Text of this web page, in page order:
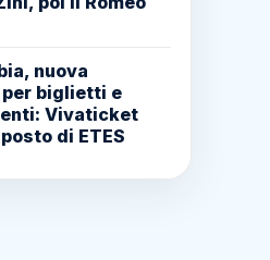
nuova
biglietti e
Vivaticket
di ETES